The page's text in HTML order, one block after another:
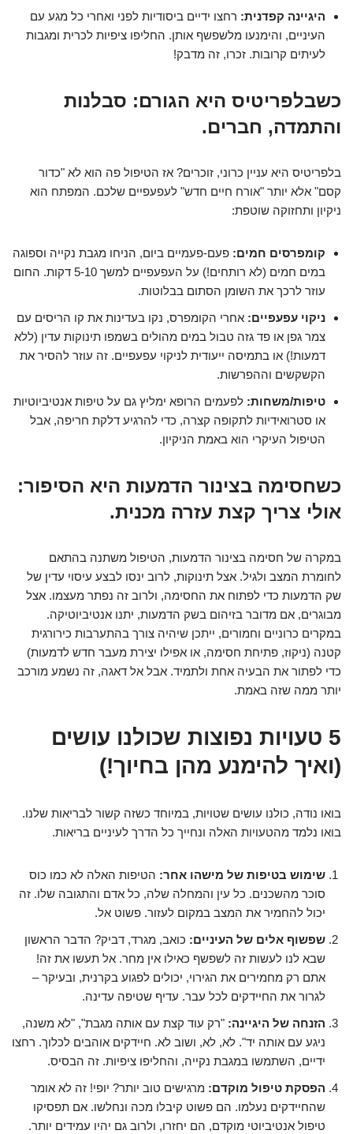
היגיינה קפדנית: רחצו ידיים ביסודיות לפני ואחרי כל מגע עם
העיניים, והימנעו מלשפשף אותן. החליפו ציפיות לכרית ומגבות
לעיתים קרובות. זכרו, זה מדבק!
כשבלפריטיס היא הגורם: סבלנות
והתמדה, חברים.
בלפריטיס היא עניין כרוני, זוכרים? אז הטיפול פה הוא לא "כדור
קסם" אלא יותר "אורח חיים חדש" לעפעפיים שלכם. המפתח הוא
ניקיון ותחזוקה שוטפת:
קומפרסים חמים: פעם-פעמיים ביום, הניחו מגבת נקייה וספוגה
במים חמים (לא רותחים!) על העפעפיים למשך 5-10 דקות. החום
עוזר לרכך את השומן הסתום בבלוטות.
ניקוי עפעפיים: אחרי הקומפרס, נקו בעדינות את קו הריסים עם
צמר גפן או פד גזה טבול במים מהולים בשמפו תינוקות עדין (ללא
דמעות!) או בתמיסה ייעודית לניקוי עפעפיים. זה עוזר להסיר את
הקשקשים וההפרשות.
טיפות/משחות: לפעמים הרופא ימליץ גם על טיפות אנטיביוטיות
או סטרואידיות לתקופה קצרה, כדי להרגיע דלקת חריפה, אבל
הטיפול העיקרי הוא באמת הניקיון.
כשחסימה בצינור הדמעות היא הסיפור:
אולי צריך קצת עזרה מכנית.
במקרה של חסימה בצינור הדמעות, הטיפול משתנה בהתאם
לחומרת המצב ולגיל. אצל תינוקות, לרוב ינסו לבצע עיסוי עדין של
שק הדמעות כדי לפתוח את החסימה, ולרוב זה נפתר מעצמו. אצל
מבוגרים, אם מדובר בזיהום בשק הדמעות, יתנו אנטיביוטיקה.
במקרים כרוניים וחמורים, ייתכן שיהיה צורך בהתערבות כירורגית
קטנה (ניקוז, פתיחת חסימה, או אפילו יצירת מעבר חדש לדמעות)
כדי לפתור את הבעיה אחת ולתמיד. אבל אל דאגה, זה נשמע מורכב
יותר ממה שזה באמת.
5 טעויות נפוצות שכולנו עושים
(ואיך להימנע מהן בחיוך!)
בואו נודה, כולנו עושים שטויות, במיוחד כשזה קשור לבריאות שלנו.
בואו נלמד מהטעויות האלה ונחייך כל הדרך לעיניים בריאות.
שימוש בטיפות של מישהו אחר: הטיפות האלה לא כמו כוס
סוכר מהשכנים. כל עין והמחלה שלה, כל אדם והתגובה שלו. זה
יכול להחמיר את המצב במקום לעזור. פשוט אל.
שפשוף אלים של העיניים: כואב, מגרד, דביק? הדבר הראשון
שבא לנו לעשות זה לשפשף כאילו אין מחר. אל תעשו את זה!
אתם רק מחמירים את הגירוי, יכולים לפגוע בקרנית, ובעיקר –
לגרור את החיידקים לכל עבר. עדיף שטיפה עדינה.
הזנחה של היגיינה: "רק עוד קצת עם אותה מגבת", "לא משנה,
ניגע עם אותה יד". לא, לא, ושוב לא. חיידקים אוהבים לכלוך. רחצו
ידיים, השתמשו במגבת נקייה, והחליפו ציפיות. זה הבסיס.
הפסקת טיפול מוקדם: מרגישים טוב יותר? יופי! זה לא אומר
שהחיידקים נעלמו. הם פשוט קיבלו מכה ונחלשו. אם תפסיקו
טיפול אנטיביוטי מוקדם, הם יחזרו, ולרוב גם יהיו עמידים יותר.